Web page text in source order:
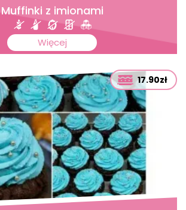
Muffinki z imionami
Więcej
17.90zł